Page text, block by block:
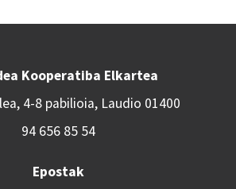
Kooperatiba Elkartea
4-8 pabilioia, Laudio 01400
94 656 85 54
Epostak